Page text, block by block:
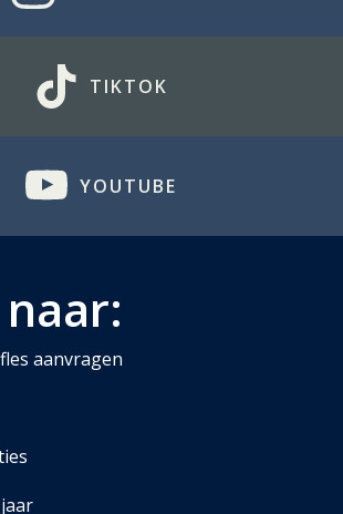
TIKTOK
YOUTUBE
aanvragen